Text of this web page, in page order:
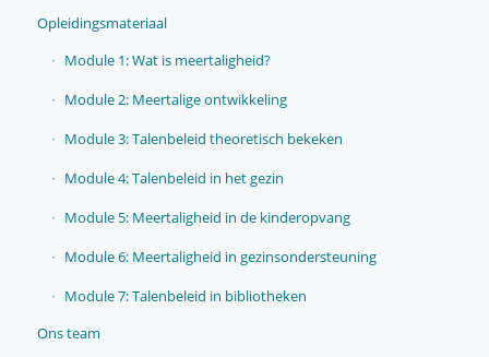
Opleidingsmateriaal
Module 1: Wat is meertaligheid?
Module 2: Meertalige ontwikkeling
Module 3: Talenbeleid theoretisch bekeken
Module 4: Talenbeleid in het gezin
Module 5: Meertaligheid in de kinderopvang
Module 6: Meertaligheid in gezinsondersteuning
Module 7: Talenbeleid in bibliotheken
Ons team